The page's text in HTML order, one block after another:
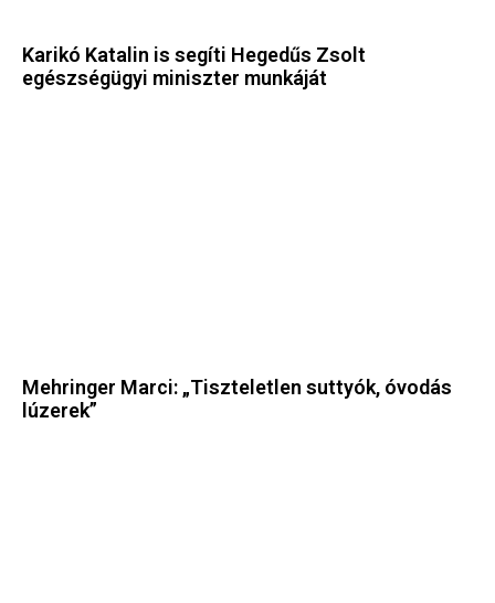
Karikó Katalin is segíti Hegedűs Zsolt
egészségügyi miniszter munkáját
Mehringer Marci: „Tiszteletlen suttyók, óvodás
lúzerek”